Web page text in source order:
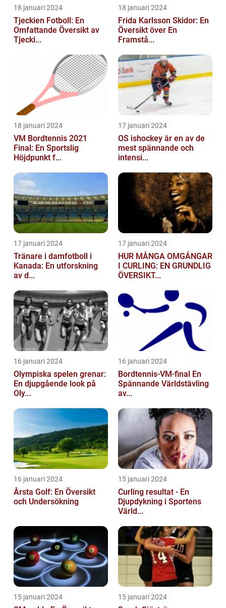
18 januari 2024
Tjeckien Fotboll: En
Omfattande Översikt av
Tjecki...
18 januari 2024
Frida Karlsson Skidor: En
Översikt över En
Framstå...
18 januari 2024
VM Bordtennis 2021
Final: En Sportslig
Höjdpunkt f...
17 januari 2024
OS ishockey är en av de
mest spännande och
intensi...
17 januari 2024
Tränare i damfotboll i
Kanada: En utforskning
av d...
17 januari 2024
HUR MÅNGA OMGÅNGAR
I CURLING: EN GRUNDLIG
ÖVERSIKT...
16 januari 2024
Olympiska spelen grenar:
En djupgående look på
Oly...
16 januari 2024
Bordtennis-VM-final En
Spännande Världstävling
av...
16 januari 2024
Årsta Golf: En Översikt
och Undersökning
15 januari 2024
Curling resultat - En
Djupdykning i Sportens
Värld...
15 januari 2024 15 januari 2024